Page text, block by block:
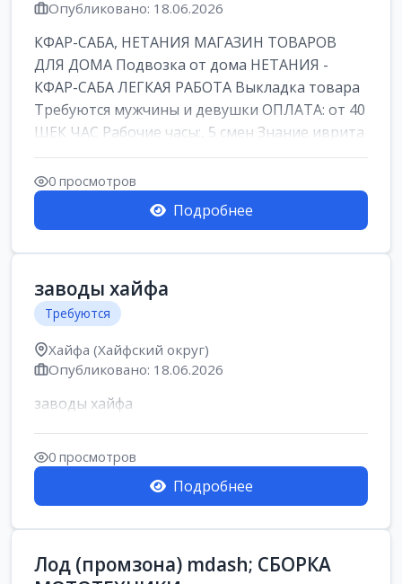
Опубликовано: 18.06.2026
КФАР-САБА, НЕТАНИЯ МАГАЗИН ТОВАРОВ
ДЛЯ ДОМА Подвозка от дома НЕТАНИЯ -
КФАР-САБА ЛЕГКАЯ РАБОТА Выкладка товара
Требуются мужчины и девушки ОПЛАТА: от 40
ШЕК ЧАС Рабочие часы:, 5 смен Знание иврита
не ...
0 просмотров
Подробнее
заводы хайфа
Требуются
Хайфа (Хайфский округ)
Опубликовано: 18.06.2026
заводы хайфа
0 просмотров
Подробнее
Лод (промзона) mdash; СБОРКА